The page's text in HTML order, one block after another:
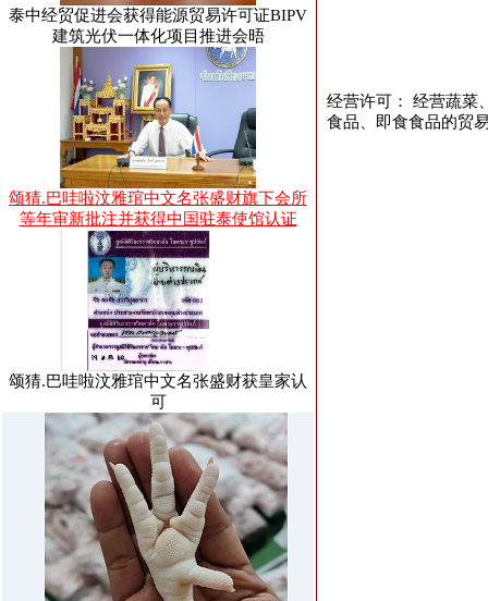
泰中经贸促进会获得能源贸易许可证BIPV
建筑光伏一体化项目推进会晤
颂猜.巴哇啦汶雅琯中文名张盛财旗下会所
等年审新批注并获得中国驻泰使馆认证
颂猜.巴哇啦汶雅琯中文名张盛财获皇家认
可
经营许可： 经营蔬菜
食品、即食食品的贸